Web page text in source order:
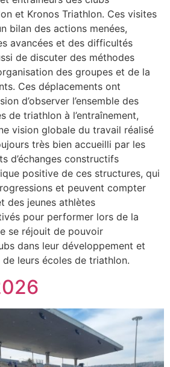
et Kronos Triathlon. Ces visites
bilan des actions menées,
avancées et des difficultés
de discuter des méthodes
des groupes et de la
Ces déplacements ont
d’observer l’ensemble des
de triathlon à l’entraînement,
vision globale du travail réalisé
très bien accueilli par les
d’échanges constructifs
positive de ces structures, qui
et peuvent compter
des jeunes athlètes
pour performer lors de la
se réjouit de pouvoir
dans leur développement et
leurs écoles de triathlon.